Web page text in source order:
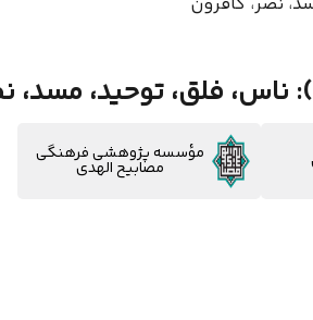
مؤسسه پژوهشی فرهنگی
مصابیح الهدی